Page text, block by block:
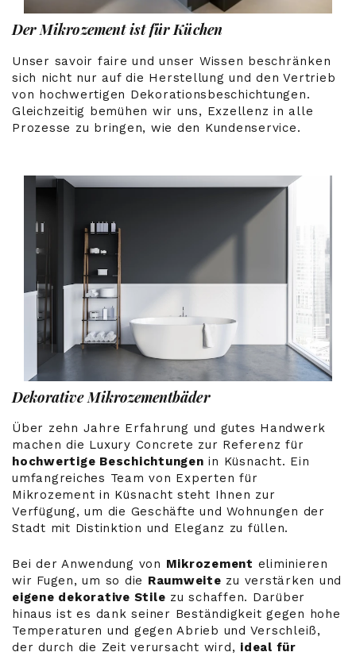
Der Mikrozement ist für Küchen
Unser savoir faire und unser Wissen beschränken
sich nicht nur auf die Herstellung und den Vertrieb
von hochwertigen Dekorationsbeschichtungen.
Gleichzeitig bemühen wir uns, Exzellenz in alle
Prozesse zu bringen, wie den Kundenservice.
Dekorative Mikrozementbäder
Über zehn Jahre Erfahrung und gutes Handwerk
machen die Luxury Concrete zur Referenz für
hochwertige Beschichtungen in Küsnacht. Ein
umfangreiches Team von Experten für
Mikrozement in Küsnacht steht Ihnen zur
Verfügung, um die Geschäfte und Wohnungen der
Stadt mit Distinktion und Eleganz zu füllen.
Bei der Anwendung von Mikrozement eliminieren
wir Fugen, um so die Raumweite zu verstärken und
eigene dekorative Stile zu schaffen. Darüber
hinaus ist es dank seiner Beständigkeit gegen hohe
Temperaturen und gegen Abrieb und Verschleiß,
der durch die Zeit verursacht wird, ideal für